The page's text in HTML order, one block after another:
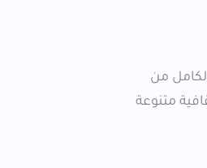
للتقديم. منحة حكومة بروناي دار السلام 2026 مُمولة بالكامل من
متنوعة